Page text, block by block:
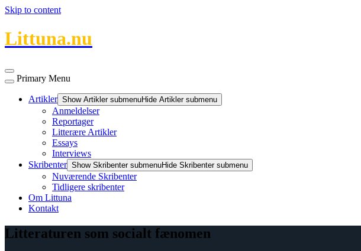
Skip to content
Littuna.nu
Primary Menu
Artikler Show Artikler submenuHide Artikler submenu
Anmeldelser
Reportager
Litterære Artikler
Essays
Interviews
Skribenter Show Skribenter submenuHide Skribenter submenu
Nuværende Skribenter
Tidligere skribenter
Om Littuna
Kontakt
Litteraturen som socialt fænomen